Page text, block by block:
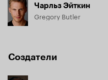
Чарльз Эйткин
Gregory Butler
Создатели